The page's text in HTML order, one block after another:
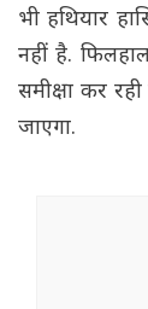
भी हथियार
नहीं है.
समीक्षा कर
जाएगा.